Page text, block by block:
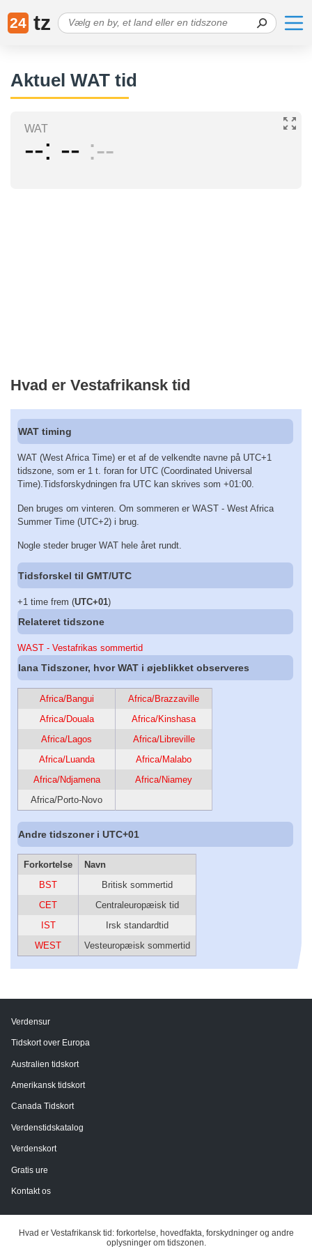
24 tz
Aktuel WAT tid
WAT
-- -- --
Hvad er Vestafrikansk tid
WAT timing
WAT (West Africa Time) er et af de velkendte navne på UTC+1
tidszone, som er 1 t. foran for UTC (Coordinated Universal
Time).Tidsforskydningen fra UTC kan skrives som +01:00.
Den bruges om vinteren. Om sommeren er WAST - West Africa
Summer Time (UTC+2) i brug.
Nogle steder bruger WAT hele året rundt.
Tidsforskel til GMT/UTC
+1 time frem (UTC+01)
Relateret tidszone
WAST - Vestafrikas sommertid
Iana Tidszoner, hvor WAT i øjeblikket observeres
Africa/Bangui
Africa/Brazzaville
Africa/Douala
Africa/Kinshasa
Africa/Lagos
Africa/Libreville
Africa/Luanda
Africa/Malabo
Africa/Ndjamena
Africa/Niamey
Africa/Porto-Novo
Andre tidszoner i UTC+01
Forkortelse
Navn
BST
Britisk sommertid
CET
Centraleuropæisk tid
IST
Irsk standardtid
WEST
Vesteuropæisk sommertid
Verdensur
Tidskort over Europa
Australien tidskort
Amerikansk tidskort
Canada Tidskort
Verdenstidskatalog
Verdenskort
Gratis ure
Kontakt os
Hvad er Vestafrikansk tid: forkortelse, hovedfakta, forskydninger og andre
oplysninger om tidszonen.